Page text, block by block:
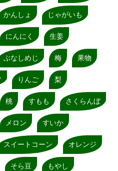
かんしょ じゃがいも
にんにく 生姜
ぶなしめじ 梅 果物
りんご 梨
桃 すもも さくらんぼ
メロン すいか
スイートコーン オレンジ
そら豆 もやし